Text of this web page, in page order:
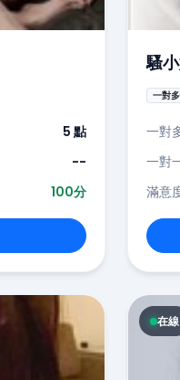
5 點
--
100分
騷
一對
一對
一對
滿意
在線